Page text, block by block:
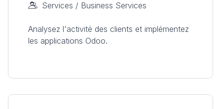
Services / Business Services
Analysez l'activité des clients et implémentez
les applications Odoo.